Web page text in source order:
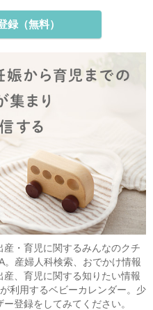
録（無料）
・育児に関するみんなのクチ
。産婦人科検索、おでかけ情報
、育児に関する知りたい情報
利用するベビーカレンダー。少
登録をしてみてください。